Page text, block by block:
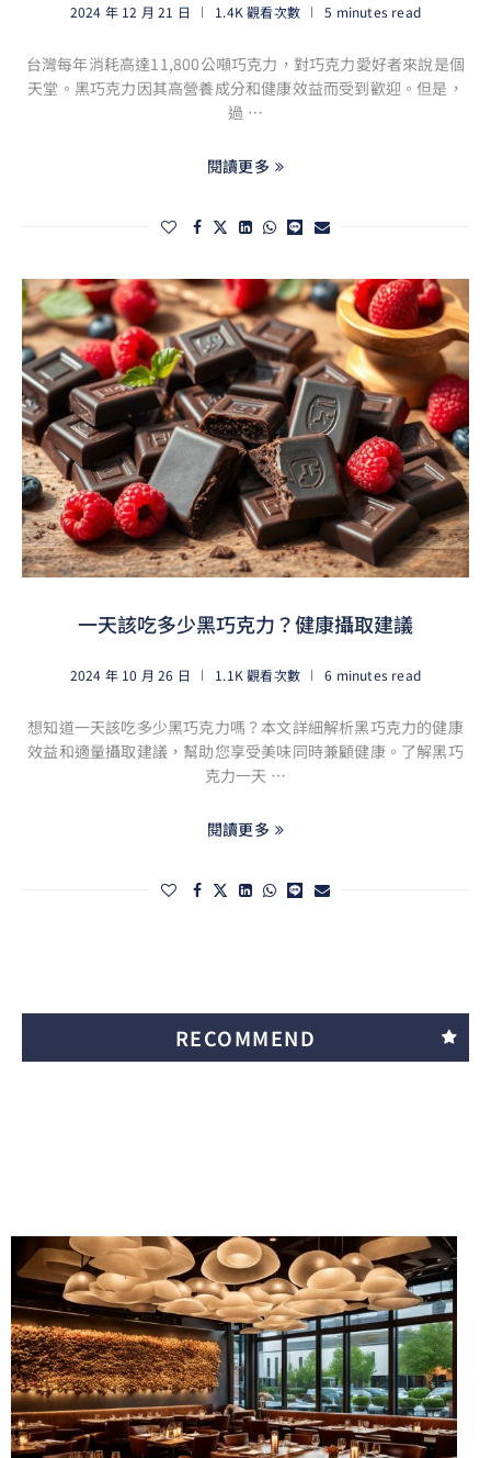
2024 年 12 月 21 日 1.4K 觀看次數 5 minutes read
台灣每年消耗高達11,800公噸巧克力，對巧克力愛好者來說是個
天堂。黑巧克力因其高營養成分和健康效益而受到歡迎。但是，
過 …
閱讀更多
一天該吃多少黑巧克力？健康攝取建議
2024 年 10 月 26 日 1.1K 觀看次數 6 minutes read
想知道一天該吃多少黑巧克力嗎？本文詳細解析黑巧克力的健康
效益和適量攝取建議，幫助您享受美味同時兼顧健康。了解黑巧
克力一天 …
閱讀更多
RECOMMEND